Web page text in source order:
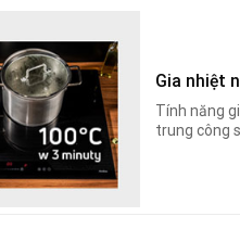
Gia nhiệt
Tính năng
trung công